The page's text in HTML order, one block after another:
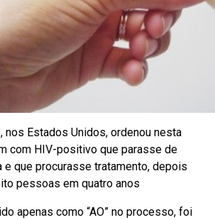
nos Estados Unidos, ordenou nesta
com HIV-positivo que parasse de
e que procurasse tratamento, depois
pessoas em quatro anos
apenas como “AO” no processo, foi